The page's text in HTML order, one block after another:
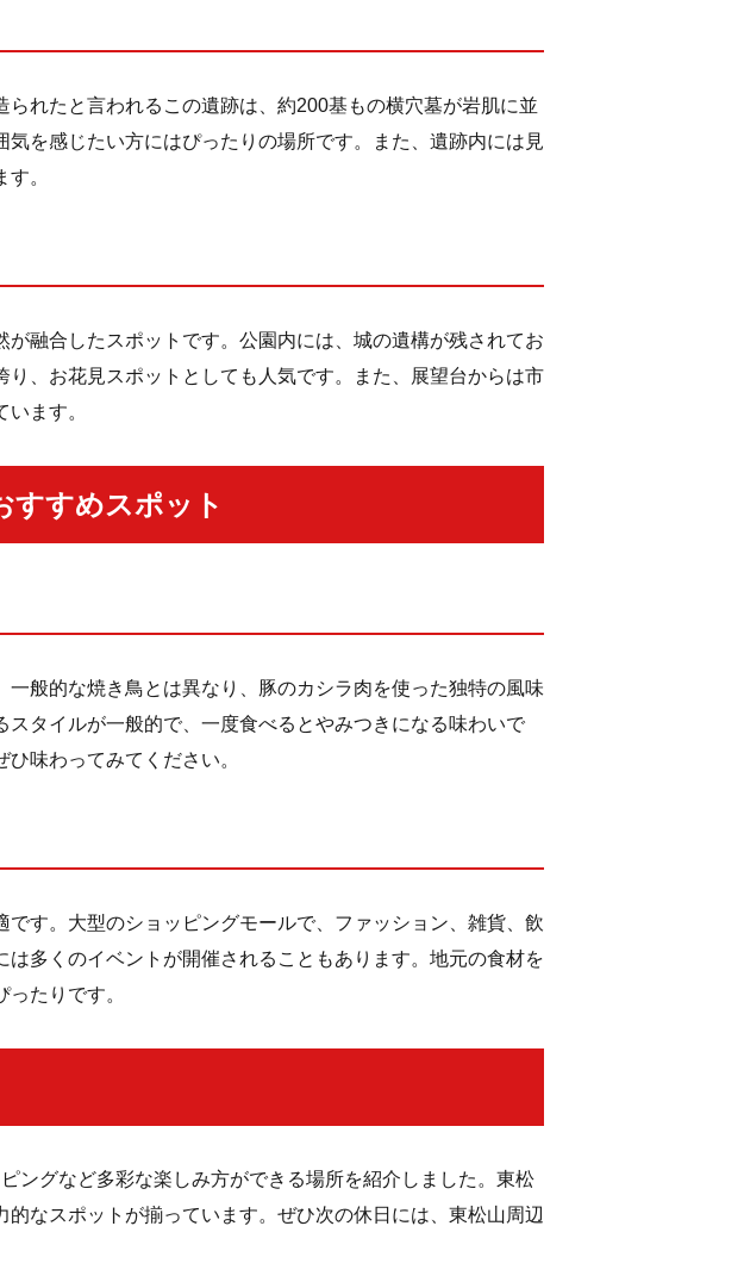
れたと言われるこの遺跡は、約200基もの横穴墓が岩肌に並
を感じたい方にはぴったりの場所です。また、遺跡内には見
。
融合したスポットです。公園内には、城の遺構が残されてお
、お花見スポットとしても人気です。また、展望台からは市
ます。
すすめスポット
般的な焼き鳥とは異なり、豚のカシラ肉を使った独特の風味
タイルが一般的で、一度食べるとやみつきになる味わいで
味わってみてください。
す。大型のショッピングモールで、ファッション、雑貨、飲
多くのイベントが開催されることもあります。地元の食材を
たりです。
ングなど多彩な楽しみ方ができる場所を紹介しました。東松
なスポットが揃っています。ぜひ次の休日には、東松山周辺